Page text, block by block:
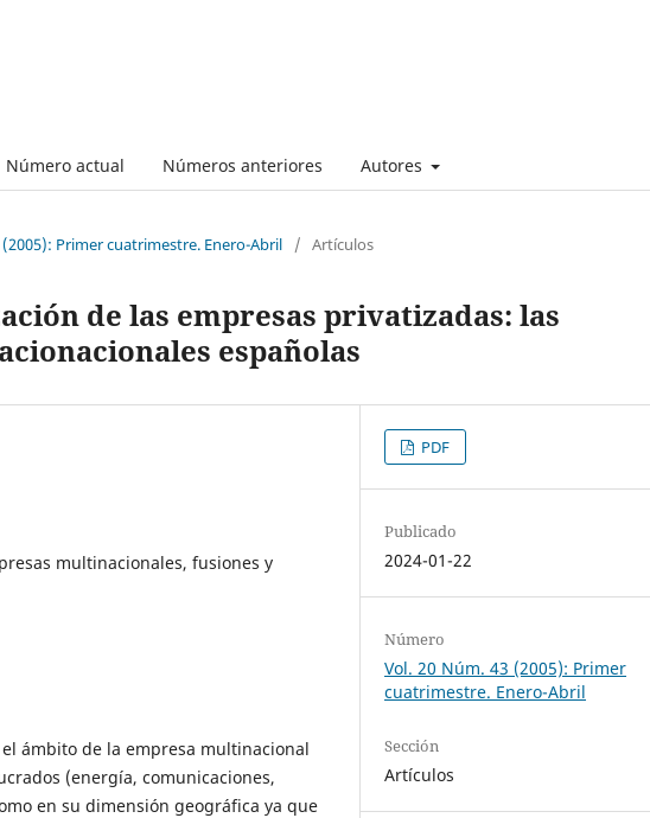
Número actual Números anteriores Autores
Primer cuatrimestre. Enero-Abril / Artículos
de las empresas privatizadas: las
españolas
multinacionales, fusiones y
ámbito de la empresa multinacional
(energía, comunicaciones,
en su dimensión geográfica ya que
PDF
Publicado
2024-01-22
Número
Vol. 20 Núm. 43 (2005): Primer
cuatrimestre. Enero-Abril
Sección
Artículos